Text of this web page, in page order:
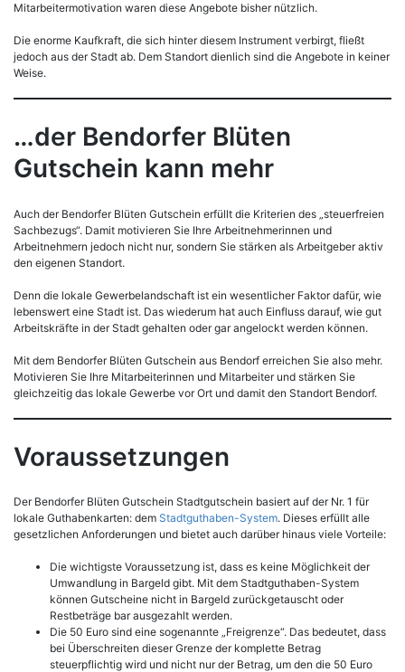
Mitarbeitermotivation waren diese Angebote bisher nützlich.
Die enorme Kaufkraft, die sich hinter diesem Instrument verbirgt, fließt
jedoch aus der Stadt ab. Dem Standort dienlich sind die Angebote in keiner
Weise.
…der Bendorfer Blüten
Gutschein kann mehr
Auch der Bendorfer Blüten Gutschein erfüllt die Kriterien des „steuerfreien
Sachbezugs“. Damit motivieren Sie Ihre Arbeitnehmerinnen und
Arbeitnehmern jedoch nicht nur, sondern Sie stärken als Arbeitgeber aktiv
den eigenen Standort.
Denn die lokale Gewerbelandschaft ist ein wesentlicher Faktor dafür, wie
lebenswert eine Stadt ist. Das wiederum hat auch Einfluss darauf, wie gut
Arbeitskräfte in der Stadt gehalten oder gar angelockt werden können.
Mit dem Bendorfer Blüten Gutschein aus Bendorf erreichen Sie also mehr.
Motivieren Sie Ihre Mitarbeiterinnen und Mitarbeiter und stärken Sie
gleichzeitig das lokale Gewerbe vor Ort und damit den Standort Bendorf.
Voraussetzungen
Der Bendorfer Blüten Gutschein Stadtgutschein basiert auf der Nr. 1 für
lokale Guthabenkarten: dem Stadtguthaben-System. Dieses erfüllt alle
gesetzlichen Anforderungen und bietet auch darüber hinaus viele Vorteile:
Die wichtigste Voraussetzung ist, dass es keine Möglichkeit der
Umwandlung in Bargeld gibt. Mit dem Stadtguthaben-System
können Gutscheine nicht in Bargeld zurückgetauscht oder
Restbeträge bar ausgezahlt werden.
Die 50 Euro sind eine sogenannte „Freigrenze“. Das bedeutet, dass
bei Überschreiten dieser Grenze der komplette Betrag
steuerpflichtig wird und nicht nur der Betrag, um den die 50 Euro